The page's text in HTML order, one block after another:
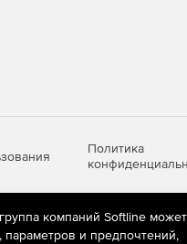
Политика
технологии
компаний Softline может
и предпочтений,